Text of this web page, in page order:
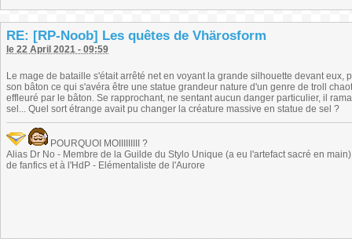
RE: [RP-Noob] Les quêtes de Vhärosform
le 22 April 2021 - 09:59
Le mage de bataille s'était arrêté net en voyant la grande silhouette devant
son bâton ce qui s'avéra être une statue grandeur nature d'un genre de troll
effleuré par le bâton. Se rapprochant, ne sentant aucun danger particulier, il
sel... Quel sort étrange avait pu changer la créature massive en statue de sel ?
POURQUOI MOIIIIIIIII ?
Alias Dr No - Membre de la Guilde du Stylo Unique (a eu l'artefact sacré en
de fanfics et à l'HdP - Elémentaliste de l'Aurore